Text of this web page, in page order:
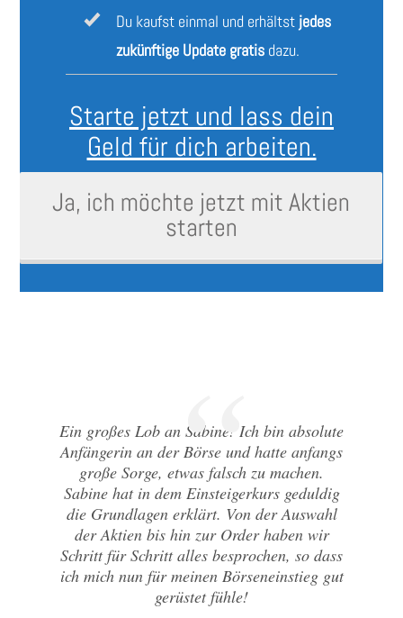
Du kaufst einmal und erhältst jedes
zukünftige Update gratisdazu.
Starte jetzt und lass dein
Geld für dich arbeiten.
Ja, ich möchte jetzt mit Aktien
starten
Ein großes Lob an Sabine! Ich bin absolute
Anfängerin an der Börse und hatte anfangs
große Sorge, etwas falsch zu machen.
Sabine hat in dem Einsteigerkurs geduldig
die Grundlagen erklärt. Von der Auswahl
der Aktien bis hin zur Order haben wir
Schritt für Schritt alles besprochen, so dass
ich mich nun für meinen Börseneinstieg gut
gerüstet fühle!